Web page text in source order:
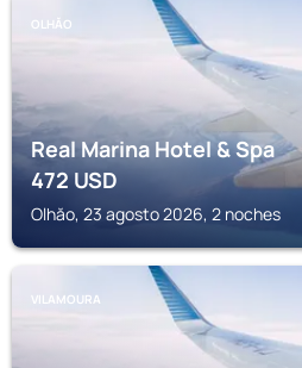
OLHĂO
Real Marina Hotel & Spa
472USD
Olhăo, 23 agosto 2026, 2 noches
VILAMOURA